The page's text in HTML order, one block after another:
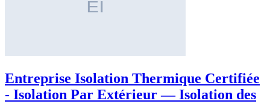
Entreprise Isolation Thermique Certifiée
- Isolation Par Extérieur — Isolation des